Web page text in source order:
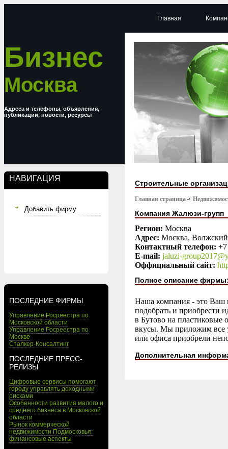
Бизнес
Москва
Адреса и телефоны, объявления,
публикации, новости, ресурсы
НАВИГАЦИЯ
Добавить фирму
ПОСЛЕДНИЕ ФИРМЫ
Управление Росреестра по
Московской области
Управление Росреестра по
Москве
Сталкер-Консалтинг
ПОСЛЕДНИЕ ПРЕСС-
РЕЛИЗЫ
Цифровые сервисы помогают
городу управлять доходными
рисками
Особенности развития малого и
среднего бизнеса в Московской
области
Рынок коммерческой
недвижимости Подмосковья:
финансовые аспекты
Главная
Строительные
Главная страница
Компания Жалюзи-групп
Регион: Москва
Адрес: Москва, Волжский
Контактный телефон:
E-mail: jaluzi-
Оффициальный сайт:
Полное описание
Наша компания - это Ваш
подобрать и приобрести
в Бутово на пластиковые
вкусы. Мы приложим все
или офиса приобрели
Дополнительная